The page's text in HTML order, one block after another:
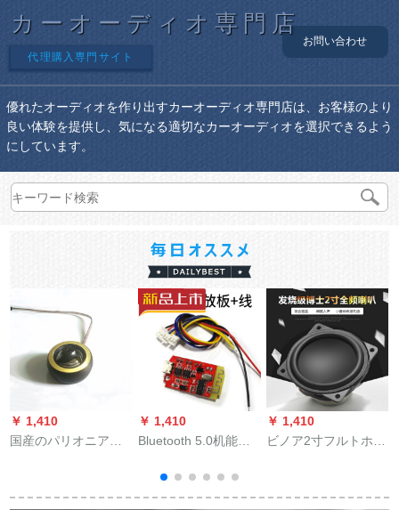
カーオーディオ専門店
代理購入専門サイト
お問い合わせ
優れたオーディオを作り出すカーオーディオ専門店は、お客様のより
良い体験を提供し、気になる適切なカーオーディオを選択できるよう
にしています。
￥ 1,410
国産のパリオニアを
て、高音の頭を持
￥ 1,410
Bluetooth 5.0机能バ
电气ステレオダブル
ス3 W-5 W出力
￥ 1,410
ビノア2寸フルトホー
ルウールタートルネ